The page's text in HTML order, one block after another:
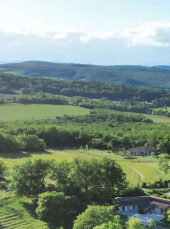
L’ASSO